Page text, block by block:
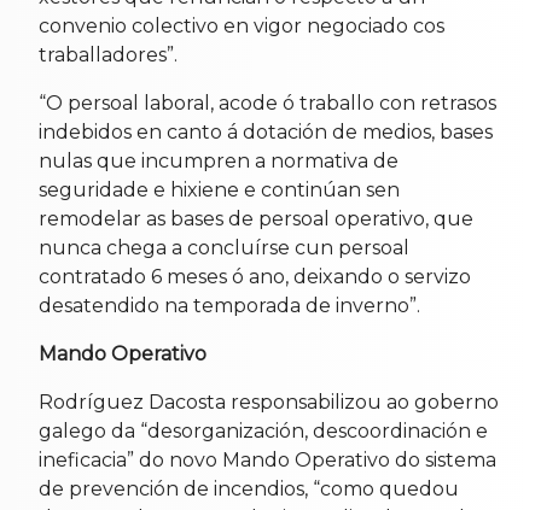
convenio colectivo en vigor negociado cos
traballadores”.
“O persoal laboral, acode ó traballo con retrasos
indebidos en canto á dotación de medios, bases
nulas que incumpren a normativa de
seguridade e hixiene e continúan sen
remodelar as bases de persoal operativo, que
nunca chega a concluírse cun persoal
contratado 6 meses ó ano, deixando o servizo
desatendido na temporada de inverno”.
Mando Operativo
Rodríguez Dacosta responsabilizou ao goberno
galego da “desorganización, descoordinación e
ineficacia” do novo Mando Operativo do sistema
de prevención de incendios, “como quedou